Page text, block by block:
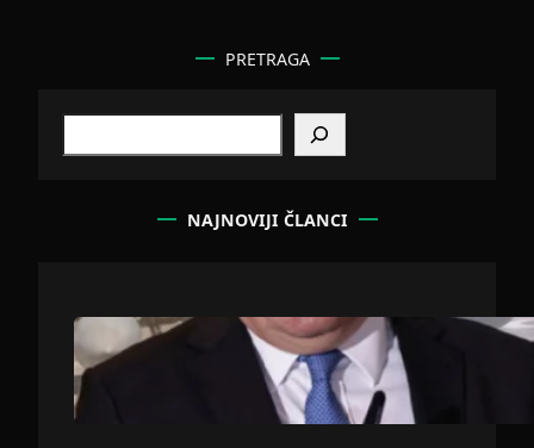
PRETRAGA
NAJNOVIJI ČLANCI